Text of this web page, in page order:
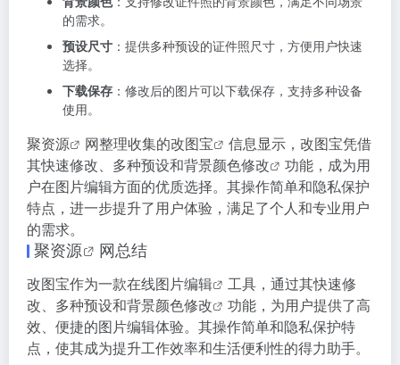
的需求。
预设尺寸 ：提供多种预设的证件照尺寸，方便用户快速
选择。
下载保存 ：修改后的图片可以下载保存，支持多种设备
使用。
聚资源 网整理收集的改图宝
信息显示，改图宝凭借
其快速修改、多种预设和背景颜色修改
功能，成为用
户在图片编辑方面的优质选择。其操作简单和隐私保护
特点，进一步提升了用户体验，满足了个人和专业用户
的需求。
聚资源 网总结
改图宝作为一款在线图片编辑
工具，通过其快速修
改、多种预设和背景颜色修改
功能，为用户提供了高
效、便捷的图片编辑体验。其操作简单和隐私保护特
点，使其成为提升工作效率和生活便利性的得力助手。